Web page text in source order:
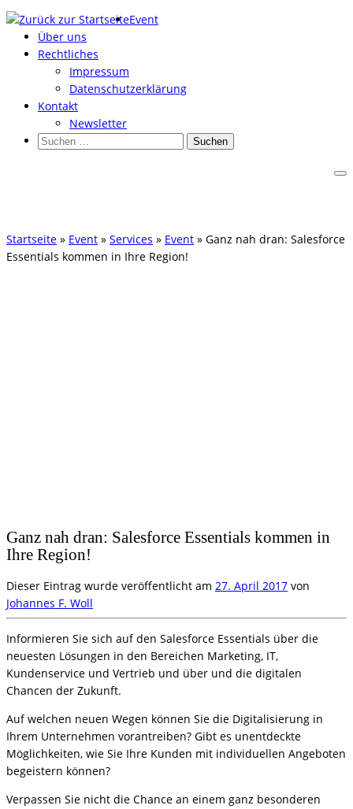
Zum
Inhalt
springen
Event
Über uns
Rechtliches
Impressum
Datenschutzerklärung
Kontakt
Newsletter
Suchen
Startseite » Event » Services » Event » Ganz nah dran: Salesforce
Essentials kommen in Ihre Region!
Ganz nah dran: Salesforce Essentials kommen in
Ihre Region!
Dieser Eintrag wurde veröffentlicht am 27. April 2017 von
Johannes F. Woll
Informieren Sie sich auf den Salesforce Essentials über die
neuesten Lösungen in den Bereichen Marketing, IT,
Kundenservice und Vertrieb und über und die digitalen
Chancen der Zukunft.
Auf welchen neuen Wegen können Sie die Digitalisierung in
Ihrem Unternehmen vorantreiben? Gibt es unentdeckte
Möglichkeiten, wie Sie Ihre Kunden mit individuellen Angeboten
begeistern können?
Verpassen Sie nicht die Chance an einem ganz besonderen